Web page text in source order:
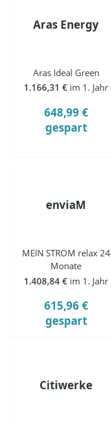
Aras Energy
Aras Ideal Green
1.166,31 € im 1. Jahr
648,99 €
gespart
enviaM
MEIN STROM relax 24
Monate
1.408,84 € im 1. Jahr
615,96 €
gespart
Citiwerke